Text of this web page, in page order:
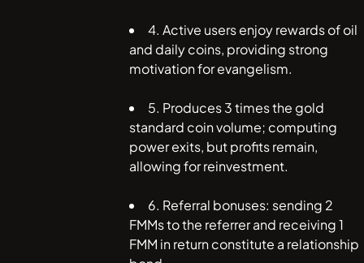
4. Active users enjoy rewards of oil
and daily coins, providing strong
motivation for evangelism.
5. Produces 3 times the gold
standard coin volume; computing
power exits, but profits remain,
allowing for reinvestment.
6. Referral bonuses: sending 2
FMMs to the referrer and receiving 1
FMM in return constitute a relationship